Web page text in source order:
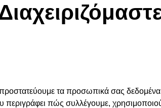
τα προσωπικά σας δεδομένα
πώς συλλέγουμε,